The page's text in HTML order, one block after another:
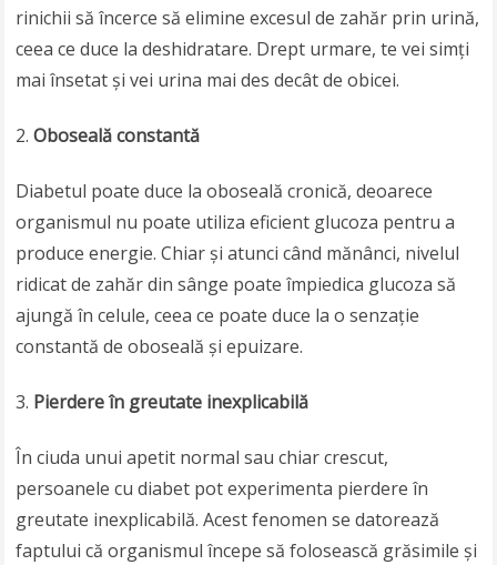
rinichii să încerce să elimine excesul de zahăr prin urină,
ceea ce duce la deshidratare. Drept urmare, te vei simți
mai însetat și vei urina mai des decât de obicei.
Oboseală constantă
Diabetul poate duce la oboseală cronică, deoarece
organismul nu poate utiliza eficient glucoza pentru a
produce energie. Chiar și atunci când mănânci, nivelul
ridicat de zahăr din sânge poate împiedica glucoza să
ajungă în celule, ceea ce poate duce la o senzație
constantă de oboseală și epuizare.
Pierdere în greutate inexplicabilă
În ciuda unui apetit normal sau chiar crescut,
persoanele cu diabet pot experimenta pierdere în
greutate inexplicabilă. Acest fenomen se datorează
faptului că organismul începe să folosească grăsimile și